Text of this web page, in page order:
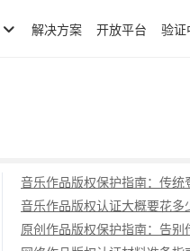
解决方案 开放平台 验证